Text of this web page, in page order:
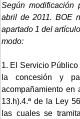
Según
abril de 2011. BOE
apartado 1 del
modo:
1. El Servicio
la concesión y
acompañamiento en
13.h).4.ª de la Ley
las cuales se